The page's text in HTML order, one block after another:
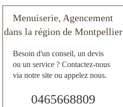
Menuiserie, Agencement
dans la région de Montpellier
Besoin d'un conseil, un devis
ou un service ? Contactez-nous
via notre site ou appelez nous.
0465668809